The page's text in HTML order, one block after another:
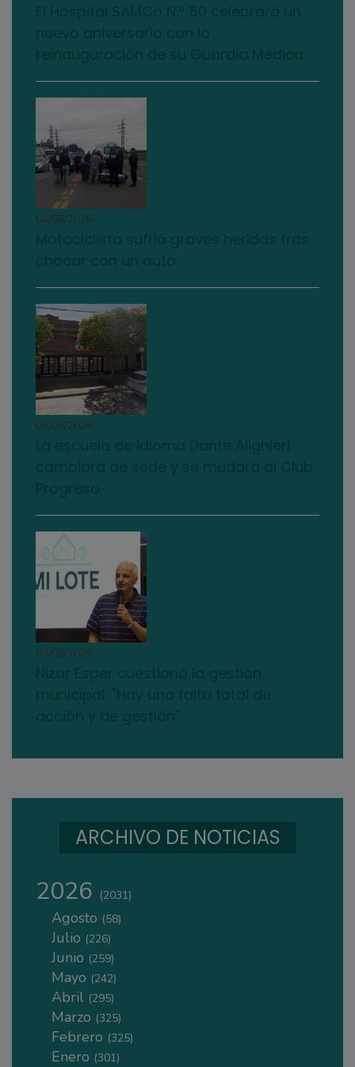
04/08/2026
03/08/2026
03/08/2026
ARCHIVO DE NOTICIAS
2026 (2031)
Agosto (58)
Julio (226)
Junio (259)
Mayo (242)
Abril (295)
Marzo (325)
Febrero (325)
Enero (301)